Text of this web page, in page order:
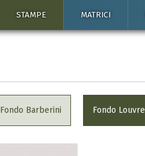
STAMPE MATRICI
Fondo Barberini Fondo Louvre